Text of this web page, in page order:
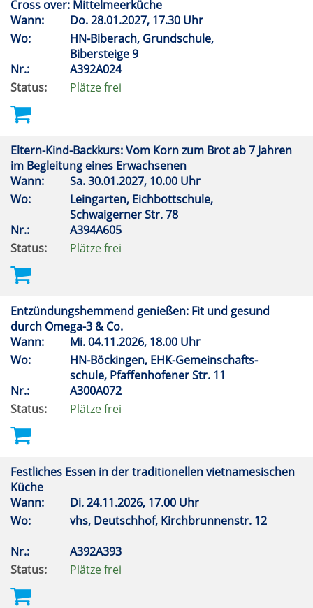
Cross over: Mittelmeerküche
Wann:
Do.28.01.2027, 17.30 Uhr
Wo:
HN-Biberach, Grundschule,
Bibersteige 9
Nr.:
A392A024
Status:
Plätze frei
Eltern-Kind-Backkurs: Vom Korn zum Brot ab 7 Jahren
im Begleitung eines Erwachsenen
Wann:
Sa.30.01.2027, 10.00 Uhr
Wo:
Leingarten, Eichbottschule,
Schwaigerner Str. 78
Nr.:
A394A605
Status:
Plätze frei
Entzündungshemmend genießen: Fit und gesund
durch Omega-3 & Co.
Wann:
Mi.04.11.2026, 18.00 Uhr
Wo:
HN-Böckingen, EHK-Gemeinschafts-
schule, Pfaffenhofener Str. 11
Nr.:
A300A072
Status:
Plätze frei
Festliches Essen in der traditionellen vietnamesischen
Küche
Wann:
Di.24.11.2026, 17.00 Uhr
Wo:
vhs, Deutschhof, Kirchbrunnenstr. 12
Nr.:
A392A393
Status:
Plätze frei